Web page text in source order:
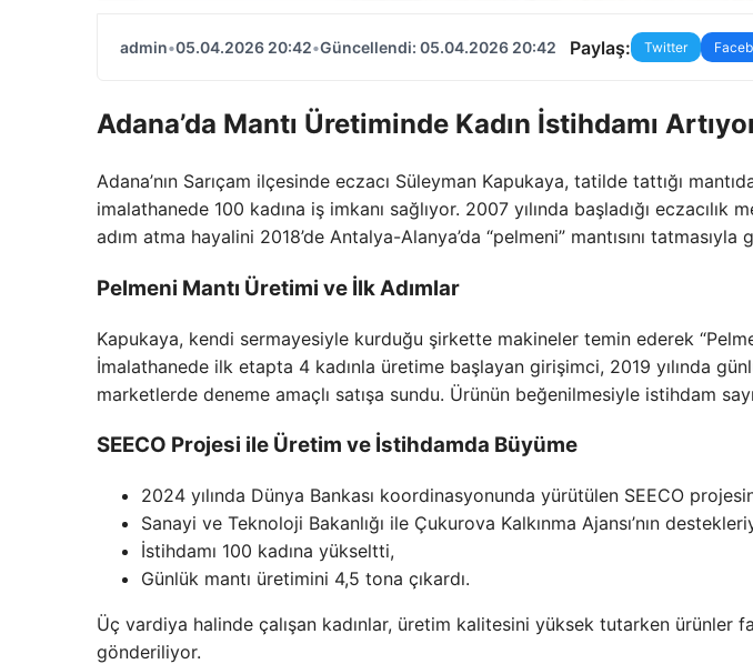
admin•05.04.2026 20:42•Güncellendi: 05.04.2026 20:42 Paylaş: Twitter
Adana’da Mantı Üretiminde Kadın İstihdamı
Adana’nın Sarıçam ilçesinde eczacı Süleyman Kapukaya, tatilde tattığı
imalathanede 100 kadına iş imkanı sağlıyor. 2007 yılında başladığı eczacılık
adım atma hayalini 2018’de Antalya-Alanya’da “pelmeni” mantısını tatmasıyla
Pelmeni Mantı Üretimi ve İlk Adımlar
Kapukaya, kendi sermayesiyle kurduğu şirkette makineler temin ederek
İmalathanede ilk etapta 4 kadınla üretime başlayan girişimci, 2019 yılında
marketlerde deneme amaçlı satışa sundu. Ürünün beğenilmesiyle istihdam
SEECO Projesi ile Üretim ve İstihdamda Büyüme
2024 yılında Dünya Bankası koordinasyonunda yürütülen SEECO
Sanayi ve Teknoloji Bakanlığı ile Çukurova Kalkınma Ajansı’nın
İstihdamı 100 kadına yükseltti,
Günlük mantı üretimini 4,5 tona çıkardı.
Üç vardiya halinde çalışan kadınlar, üretim kalitesini yüksek tutarken ürünler
gönderiliyor.